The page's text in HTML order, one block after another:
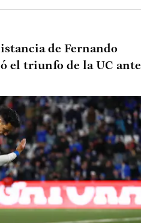
de Fernando
el triunfo de la UC ante